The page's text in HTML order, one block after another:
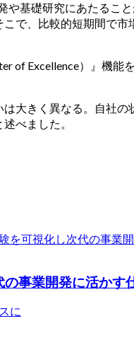
基礎研究にあたるこ
で、比較的短期間で
of Excellence）』機
大きく異なる。自社
べました。
事業開発に活かす